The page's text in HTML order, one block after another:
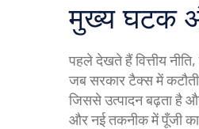
मुख्य घटक
पहले देखते हैंवित्तीय नीति,
जब सरकार टैक्स में कटौती
जिससे उत्पादन बढ़ता है
और नई तकनीक में पूँजी का